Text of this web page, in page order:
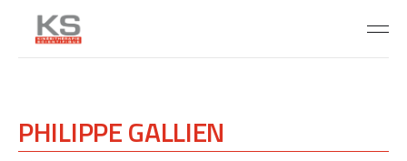
PHILIPPE GALLIEN